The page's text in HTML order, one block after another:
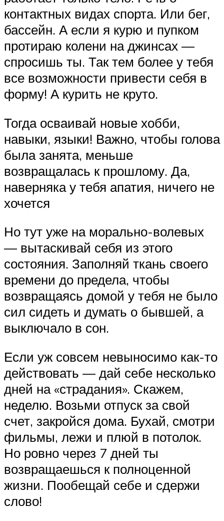
контактных видах спорта. Или бег,
бассейн. А если я курю и пупком
протираю колени на джинсах —
спросишь ты. Так тем более у тебя
все возможности привести себя в
форму! А курить не круто.
Тогда осваивай новые хобби,
навыки, языки! Важно, чтобы голова
была занята, меньше
возвращалась к прошлому. Да,
наверняка у тебя апатия, ничего не
хочется
Но тут уже на морально-волевых
— вытаскивай себя из этого
состояния. Заполняй ткань своего
времени до предела, чтобы
возвращаясь домой у тебя не было
сил сидеть и думать о бывшей, а
выключало в сон.
Если уж совсем невыносимо как-то
действовать — дай себе несколько
дней на «страдания». Скажем,
неделю. Возьми отпуск за свой
счет, закройся дома. Бухай, смотри
фильмы, лежи и плюй в потолок.
Но ровно через 7 дней ты
возвращаешься к полноценной
жизни. Пообещай себе и сдержи
слово!